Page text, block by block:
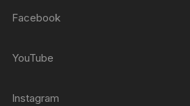
Facebook
YouTube
Instagram